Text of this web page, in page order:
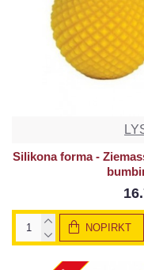
Silikona forma -
NOPIRKT